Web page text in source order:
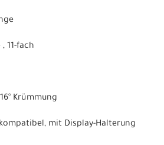
11-fach
Krümmung
mit Display-Halterung